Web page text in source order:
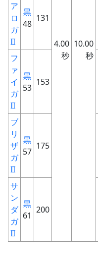
4.00
秒
10.00
秒
ア
ロ
ガ
II
黒
48
131
フ
ァ
イ
ガ
II
黒
53
153
ブ
リ
ザ
ガ
II
黒
57
175
サ
ン
ダ
ガ
II
黒
61
200